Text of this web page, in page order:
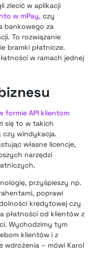
zlecić w aplikacji
w mPay, czy
bankowego za
To rozwiązanie
bramki płatnicze.
w ramach jednej
formie API klientom
się to w takich
czy windykacja.
własne licencje,
narzędzi
przyśpieszy np.
poprawi
kredytowej czy
płatności od klientów z
Wychodzimy tym
klientów i z
wdrożenia – mówi Karol